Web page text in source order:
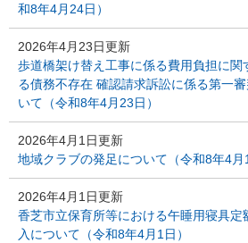
和8年4月24日）
2026年4月23日更新
歩道橋架け替え工事に係る費用負担に関
る債務不存在 確認請求訴訟に係る第一
いて（令和8年4月23日）
2026年4月1日更新
地域クラブの発足について（令和8年4月1
2026年4月1日更新
香芝市立保育所等における午睡用寝具定
入について（令和8年4月1日）